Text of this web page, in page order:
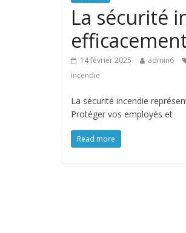
La sécurité
14 février 2025 admin6
incendie
La sécurité incendie
Protéger vos employés et
Read more